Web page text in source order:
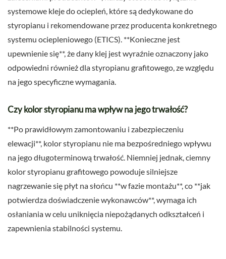
systemowe kleje do ociepleń, które są dedykowane do
styropianu i rekomendowane przez producenta konkretnego
systemu ociepleniowego (ETICS). **Konieczne jest
upewnienie się**, że dany klej jest wyraźnie oznaczony jako
odpowiedni również dla styropianu grafitowego, ze względu
na jego specyficzne wymagania.
Czy kolor styropianu ma wpływ na jego trwałość?
**Po prawidłowym zamontowaniu i zabezpieczeniu
elewacji**, kolor styropianu nie ma bezpośredniego wpływu
na jego długoterminową trwałość. Niemniej jednak, ciemny
kolor styropianu grafitowego powoduje silniejsze
nagrzewanie się płyt na słońcu **w fazie montażu**, co **jak
potwierdza doświadczenie wykonawców**, wymaga ich
osłaniania w celu uniknięcia niepożądanych odkształceń i
zapewnienia stabilności systemu.